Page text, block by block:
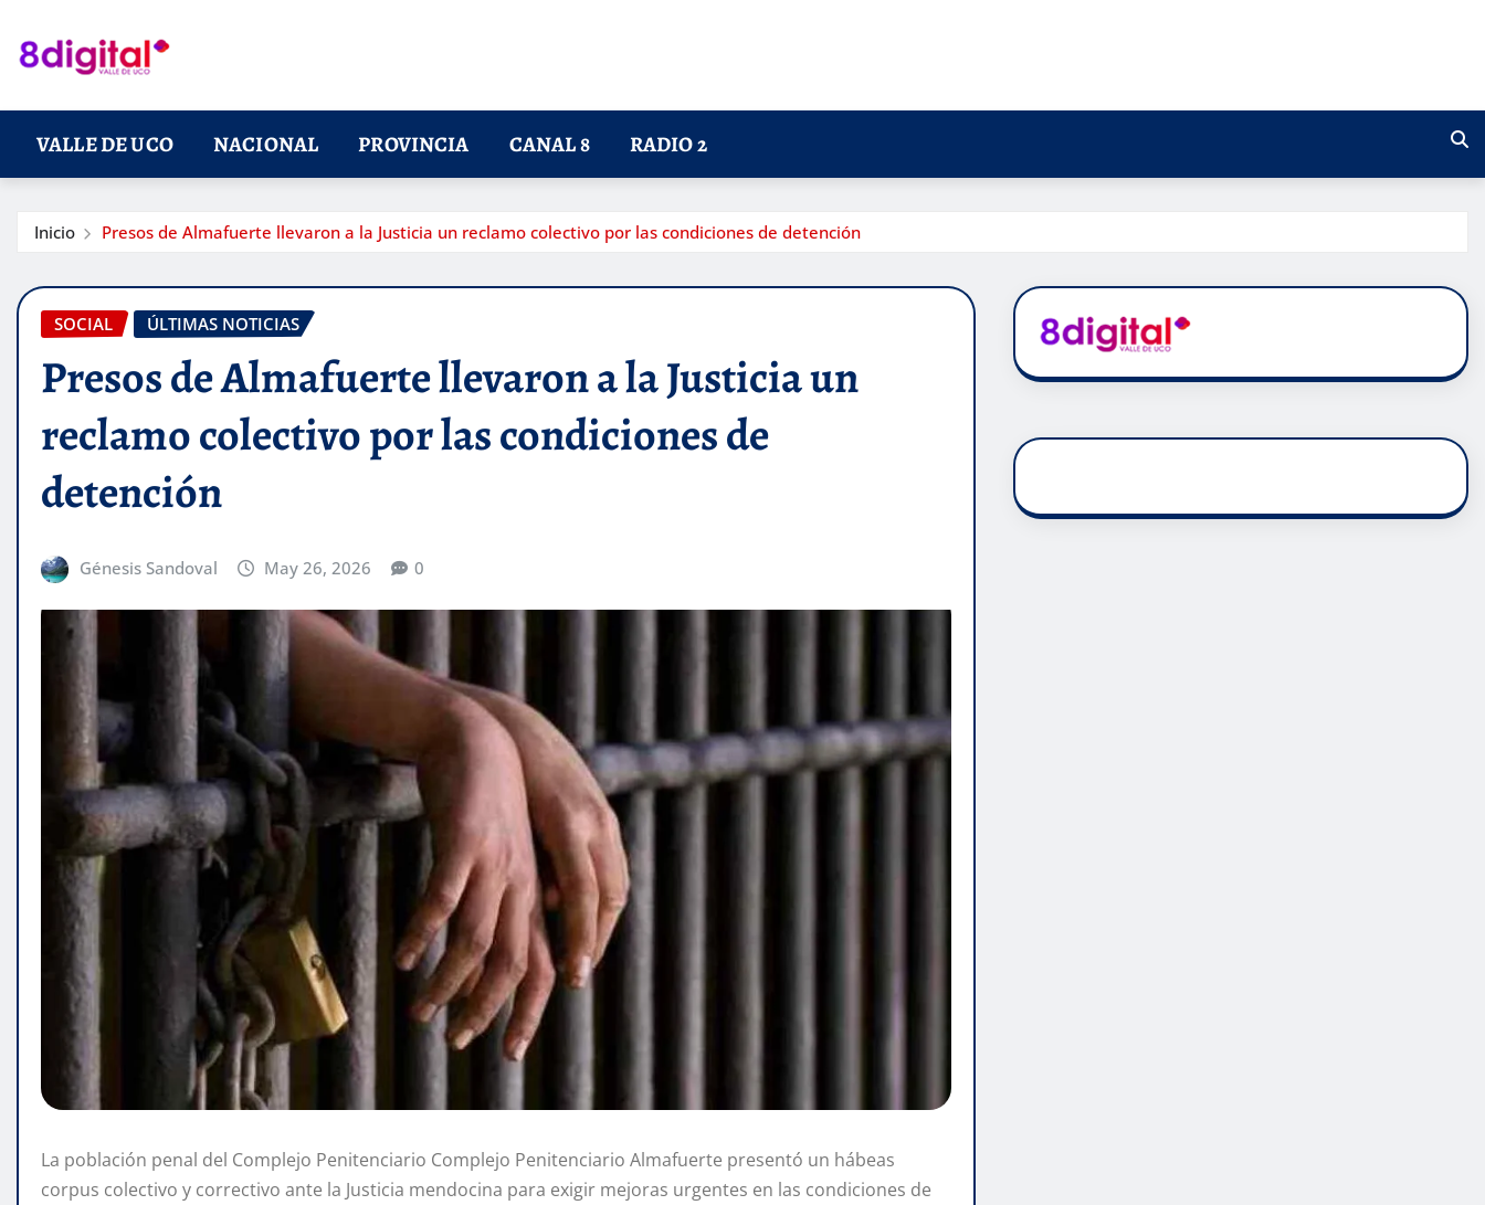
contenido
VALLE DE UCO NACIONAL PROVINCIA CANAL 8 RADIO 2
Inicio Presos de Almafuerte llevaron a la Justicia un reclamo colectivo por las condiciones de detención
SOCIAL ÚLTIMAS NOTICIAS
Presos de Almafuerte llevaron a la Justicia un
reclamo colectivo por las condiciones de
detención
Génesis Sandoval May 26, 2026 0
La población penal del Complejo Penitenciario Complejo Penitenciario Almafuerte presentó un hábeas
corpus colectivo y correctivo ante la Justicia mendocina para exigir mejoras urgentes en las condiciones de